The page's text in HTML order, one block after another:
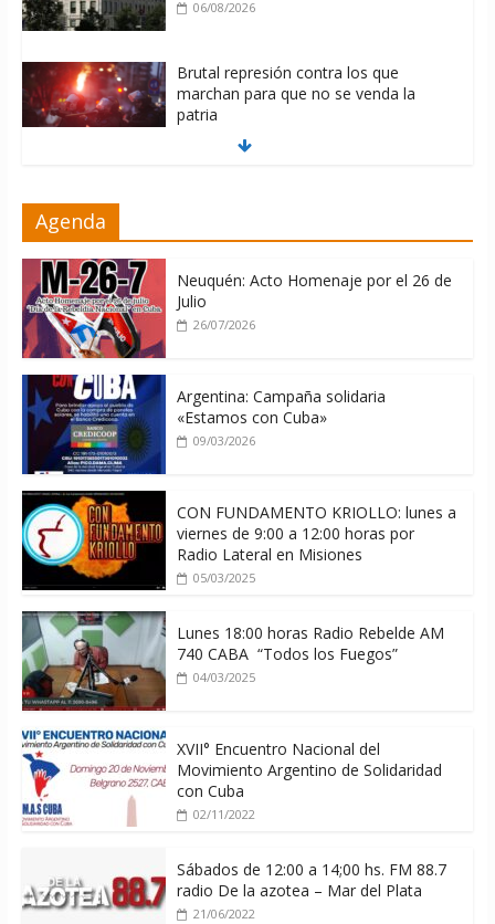
06/08/2026
Brutal represión contra los que
marchan para que no se venda la
patria
06/08/2026
06/08/2026
Agenda
Neuquén: Acto Homenaje por el 26 de
Julio
26/07/2026
Argentina: Campaña solidaria
«Estamos con Cuba»
09/03/2026
CON FUNDAMENTO KRIOLLO: lunes a
viernes de 9:00 a 12:00 horas por
Radio Lateral en Misiones
05/03/2025
Lunes 18:00 horas Radio Rebelde AM
740 CABA “Todos los Fuegos”
04/03/2025
XVII° Encuentro Nacional del
Movimiento Argentino de Solidaridad
con Cuba
02/11/2022
Sábados de 12:00 a 14;00 hs. FM 88.7
radio De la azotea – Mar del Plata
21/06/2022